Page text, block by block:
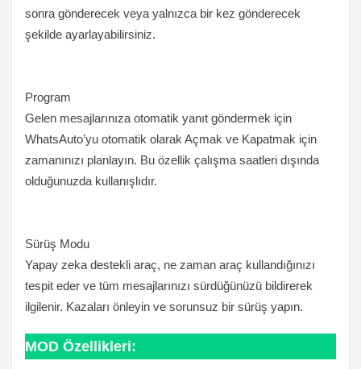
sonra gönderecek veya yalnızca bir kez gönderecek
şekilde ayarlayabilirsiniz.
Program
Gelen mesajlarınıza otomatik yanıt göndermek için
WhatsAuto’yu otomatik olarak Açmak ve Kapatmak için
zamanınızı planlayın. Bu özellik çalışma saatleri dışında
olduğunuzda kullanışlıdır.
Sürüş Modu
Yapay zeka destekli araç, ne zaman araç kullandığınızı
tespit eder ve tüm mesajlarınızı sürdüğünüzü bildirerek
ilgilenir. Kazaları önleyin ve sorunsuz bir sürüş yapın.
MOD Özellikleri: